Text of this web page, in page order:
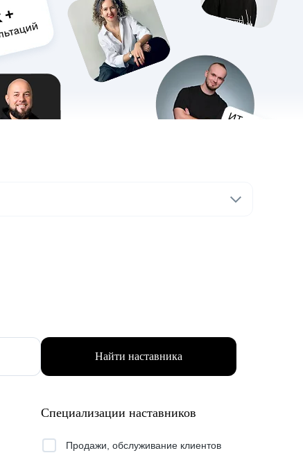
Найти наставника
Специализации наставников
Продажи, обслуживание клиентов